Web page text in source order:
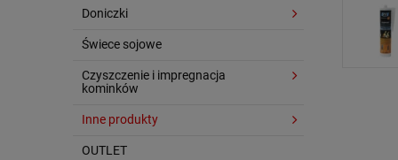
Doniczki
Świece sojowe
Czyszczenie i impregnacja
kominków
Inne produkty
OUTLET